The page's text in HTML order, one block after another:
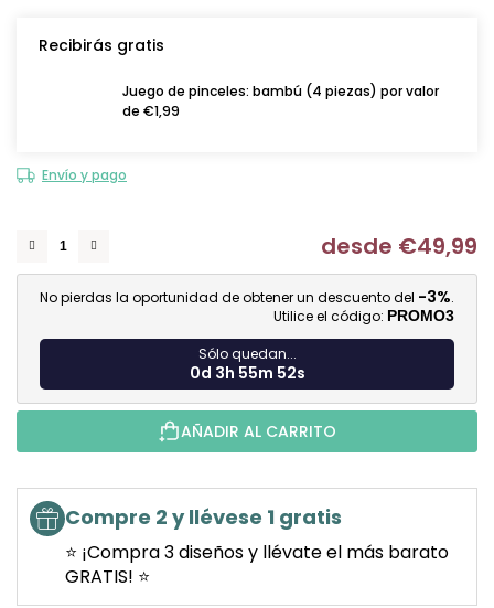
Recibirás gratis
Juego de pinceles: bambú (4 piezas) por valor
de €1,99
Envío y pago
desde €49,99
No pierdas la oportunidad de obtener un descuento del -3%.
Utilice el código: PROMO3
Sólo quedan...
0d 3h 55m 51s
AÑADIR AL CARRITO
Compre 2 y llévese 1 gratis
⭐ ¡Compra 3 diseños y llévate el más barato
GRATIS! ⭐